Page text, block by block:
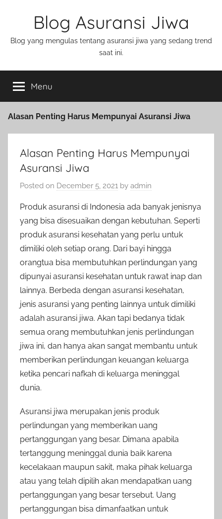
Blog Asuransi Jiwa
Blog yang mengulas tentang asuransi jiwa yang sedang trend
saat ini.
Menu
Alasan Penting Harus Mempunyai Asuransi Jiwa
Alasan Penting Harus Mempunyai
Asuransi Jiwa
Posted on December 5, 2021 by admin
Produk asuransi di Indonesia ada banyak jenisnya
yang bisa disesuaikan dengan kebutuhan. Seperti
produk asuransi kesehatan yang perlu untuk
dimiliki oleh setiap orang. Dari bayi hingga
orangtua bisa membutuhkan perlindungan yang
dipunyai asuransi kesehatan untuk rawat inap dan
lainnya. Berbeda dengan asuransi kesehatan,
jenis asuransi yang penting lainnya untuk dimiliki
adalah asuransi jiwa. Akan tapi bedanya tidak
semua orang membutuhkan jenis perlindungan
jiwa ini, dan hanya akan sangat membantu untuk
memberikan perlindungan keuangan keluarga
ketika pencari nafkah di keluarga meninggal
dunia.
Asuransi jiwa merupakan jenis produk
perlindungan yang memberikan uang
pertanggungan yang besar. Dimana apabila
tertanggung meninggal dunia baik karena
kecelakaan maupun sakit, maka pihak keluarga
atau yang telah dipilih akan mendapatkan uang
pertanggungan yang besar tersebut. Uang
pertanggungan bisa dimanfaatkan untuk